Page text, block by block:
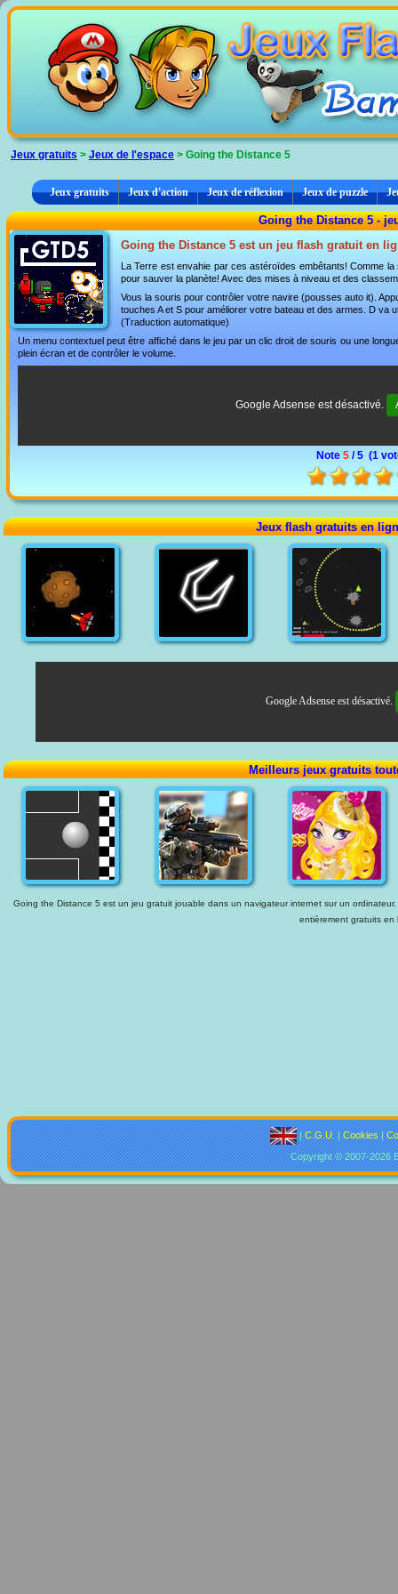
Jeux gratuits > Jeux de l'espace > Going the Distance 5
Jeux gratuits Jeux d'action Jeux de réflexion Jeux de puzzle
Going the Distance 5 -
Going the Distance 5 est un jeu flash gratuit en
La Terre est envahie par ces astéroïdes embêtants! Comme
pour sauver la planète! Avec des mises à niveau et des
Vous la souris pour contrôler votre navire (pousses auto it).
touches A et S pour améliorer votre bateau et des armes. D va
(Traduction automatique)
Un menu contextuel peut être affiché dans le jeu par un clic droit de souris ou une
plein écran et de contrôler le volume.
Google Adsense est désactivé.
Note 5 / 5 (1
Jeux flash gratuits en
Google Adsense est désactivé.
Meilleurs jeux gratuits
Going the Distance 5 est un jeu gratuit jouable dans un navigateur internet sur un
entièrement gratuits en
|C.G.U.|Cookies|
Copyright © 2007-2026
Panneau de gestion des cookies